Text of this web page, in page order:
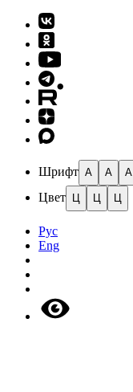
Шрифт A A A
Цвет Ц Ц Ц
Рус
Eng